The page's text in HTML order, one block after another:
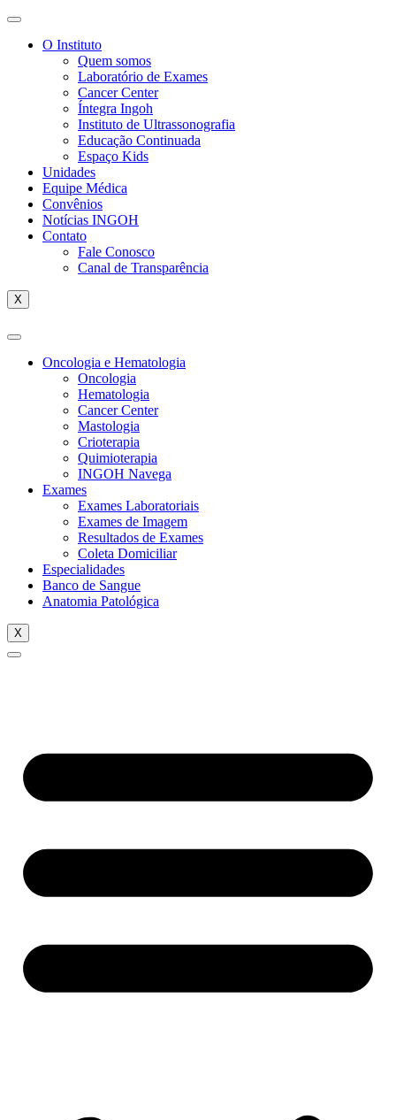
O Instituto
Quem somos
Laboratório de Exames
Cancer Center
Íntegra Ingoh
Instituto de Ultrassonografia
Educação Continuada
Espaço Kids
Unidades
Equipe Médica
Convênios
Notícias INGOH
Contato
Fale Conosco
Canal de Transparência
X
Oncologia e Hematologia
Oncologia
Hematologia
Cancer Center
Mastologia
Crioterapia
Quimioterapia
INGOH Navega
Exames
Exames Laboratoriais
Exames de Imagem
Resultados de Exames
Coleta Domiciliar
Especialidades
Banco de Sangue
Anatomia Patológica
X